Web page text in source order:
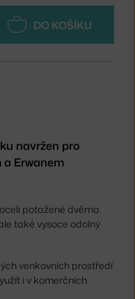
DO KOŠÍKU
navržen pro
Erwanem
potažené dvěma
také vysoce odolný
venkovních prostředí
i v komerčních